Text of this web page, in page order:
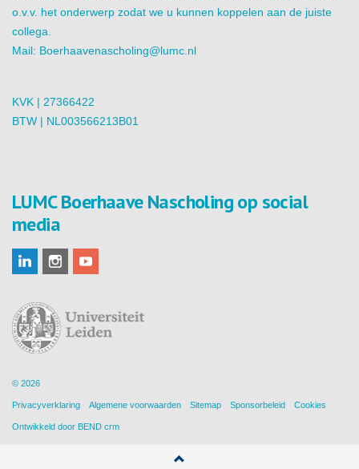
o.v.v. het onderwerp zodat we u kunnen koppelen aan de juiste
collega.
Mail: Boerhaavenascholing@lumc.nl
KVK | 27366422
BTW | NL003566213B01
LUMC Boerhaave Nascholing op social
media
© 2026
Privacyverklaring Algemene voorwaarden Sitemap Sponsorbeleid Cookies
Ontwikkeld door BEND crm